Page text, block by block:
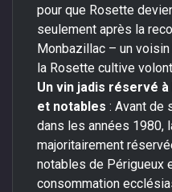
pour que Rosette
seulement après la
Monbazillac – un
la Rosette cultive
Un vin jadis réservé
et notables : Avant de
dans les années 1980,
majoritairement
notables de Périgueux
consommation